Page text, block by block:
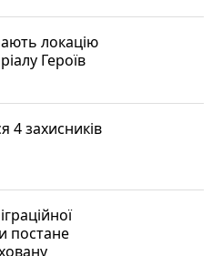
локацію
Героїв
4 захисників
постане